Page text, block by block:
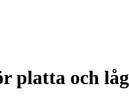
platta och